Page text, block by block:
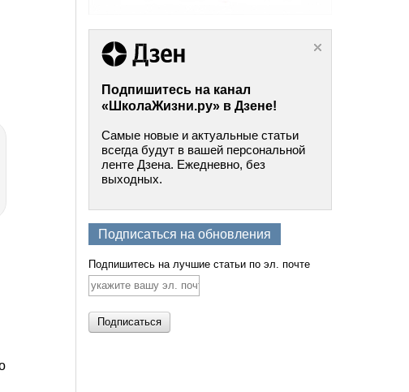
Подпишитесь на канал
«ШколаЖизни.ру» в Дзене!
Самые новые и актуальные статьи
всегда будут в вашей персональной
ленте Дзена. Ежедневно, без
выходных.
Подписаться на обновления
Подпишитесь на лучшие статьи по эл. почте